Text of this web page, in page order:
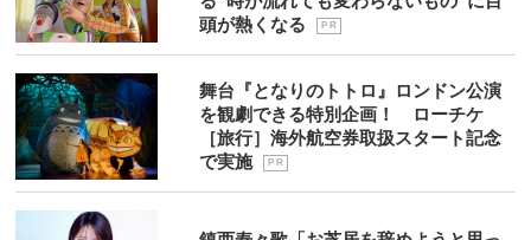
頭が熱くなる
P R
舞台『となりのトトロ』ロンドン公演
を観劇できる特別企画！ ローチケ
［旅行］海外航空券取扱スタート記念
で実施
P R